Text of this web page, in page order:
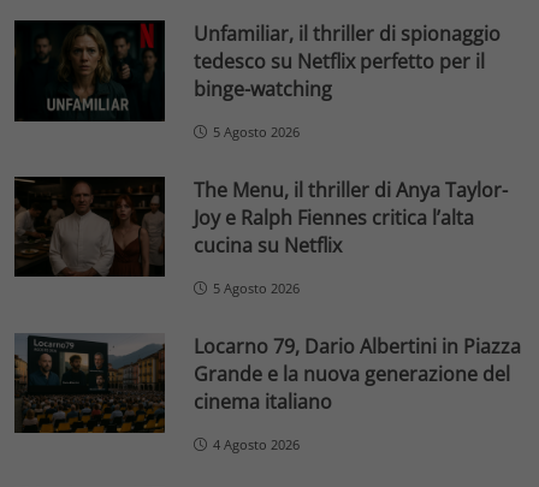
Unfamiliar, il thriller di spionaggio
tedesco su Netflix perfetto per il
binge-watching
5 Agosto 2026
The Menu, il thriller di Anya Taylor-
Joy e Ralph Fiennes critica l’alta
cucina su Netflix
5 Agosto 2026
Locarno 79, Dario Albertini in Piazza
Grande e la nuova generazione del
cinema italiano
4 Agosto 2026